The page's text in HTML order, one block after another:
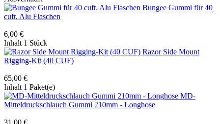
Bungee Gummi für 40
cuft. Alu Flaschen
6,00 €
Inhalt 1 Stück
Razor Side Mount
Rigging-Kit (40 CUF)
65,00 €
Inhalt 1 Paket(e)
MD-
Mitteldruckschlauch Gummi 210mm - Longhose
31,00 €